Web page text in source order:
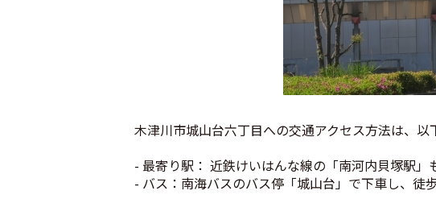
木津川市城山台六丁目への交通アクセス方法は、以
- 最寄り駅： 近鉄けいはんな線の「南河内貝塚駅
- バス：南海バスのバス停「城山台」で下車し、徒